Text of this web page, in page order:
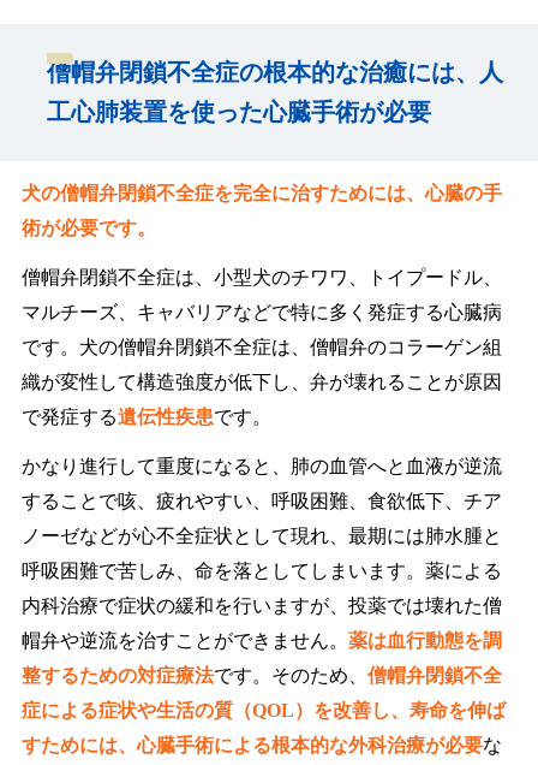
僧帽弁閉鎖不全症の根本的な治癒には、人
工心肺装置を使った心臓手術が必要
犬の僧帽弁閉鎖不全症を完全に治すためには、心臓の手
術が必要です。
僧帽弁閉鎖不全症は、小型犬のチワワ、トイプードル、
マルチーズ、キャバリアなどで特に多く発症する心臓病
です。犬の僧帽弁閉鎖不全症は、僧帽弁のコラーゲン組
織が変性して構造強度が低下し、弁が壊れることが原因
で発症する遺伝性疾患です。
かなり進行して重度になると、肺の血管へと血液が逆流
することで咳、疲れやすい、呼吸困難、食欲低下、チア
ノーゼなどが心不全症状として現れ、最期には肺水腫と
呼吸困難で苦しみ、命を落としてしまいます。薬による
内科治療で症状の緩和を行いますが、投薬では壊れた僧
帽弁や逆流を治すことができません。 薬は血行動態を調
整するための対症療法です。そのため、 僧帽弁閉鎖不全
症による症状や生活の質（QOL）を改善し、寿命を伸ば
すためには、心臓手術による根本的な外科治療が必要な